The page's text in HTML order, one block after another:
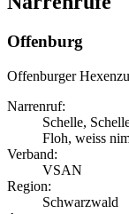
Offenburg
Offenburger
Narrenruf:
Schelle,
Floh, weiss
Verband:
VSAN
Region:
Schwarzwald